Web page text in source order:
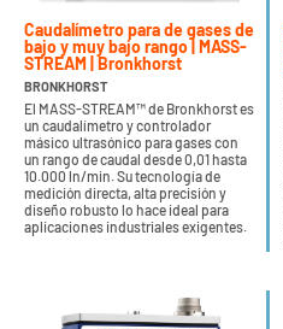
Caudalímetro para de gases de
bajo y muy bajo rango | MASS-
STREAM | Bronkhorst
BRONKHORST
El MASS-STREAM™ de Bronkhorst es
un caudalímetro y controlador
másico ultrasónico para gases con
un rango de caudal desde 0,01 hasta
10.000 ln/min. Su tecnología de
medición directa, alta precisión y
diseño robusto lo hace ideal para
aplicaciones industriales exigentes.